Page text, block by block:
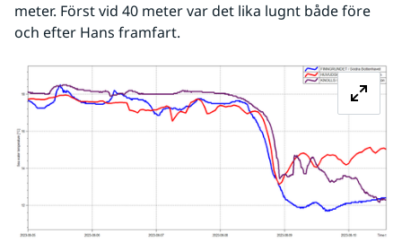
meter. Först vid 40 meter var det lika lugnt både före
och efter Hans framfart.